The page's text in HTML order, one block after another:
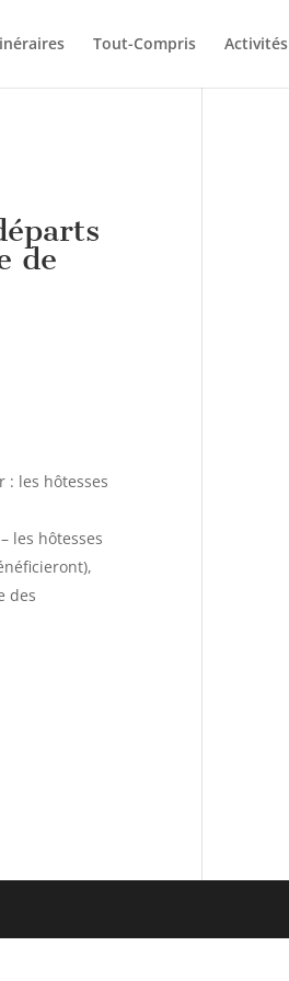
Tout-Compris Activités
de
les hôtesses
les hôtesses
des